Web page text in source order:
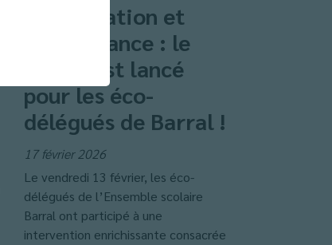
Alimentation et
performance : le
match est lancé
pour les éco-
délégués de Barral !
17 février 2026
Le vendredi 13 février, les éco-
délégués de l’Ensemble scolaire
Barral ont participé à une
intervention enrichissante consacrée